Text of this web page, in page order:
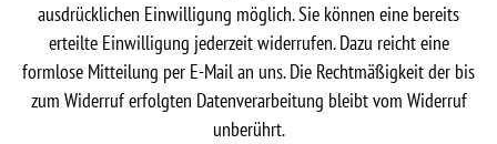
ausdrücklichen Einwilligung möglich. Sie können eine bereits
erteilte Einwilligung jederzeit widerrufen. Dazu reicht eine
formlose Mitteilung per E-Mail an uns. Die Rechtmäßigkeit der bis
zum Widerruf erfolgten Datenverarbeitung bleibt vom Widerruf
unberührt.